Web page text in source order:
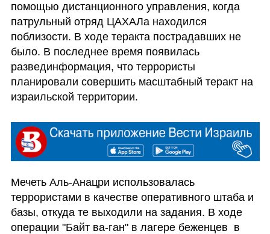
помощью дистанционного управления, когда
патрульный отряд ЦАХАЛа находился
поблизости. В ходе теракта пострадавших не
было. В последнее время появилась
развединформация, что террористы
планировали совершить масштабный теракт на
израильской территории.
Мечеть Аль-Анацри использовалась
террористами в качестве оперативного штаба и
базы, откуда те выходили на задания. В ходе
операции "Байт ва-ган" в лагере беженцев  в